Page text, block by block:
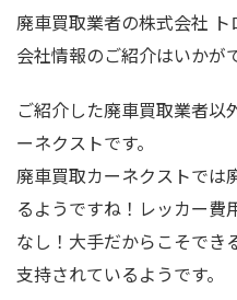
廃車買取業者の株式会社
会社情報のご紹介はいかが
ご紹介した廃車買取業者以
ーネクストです。
廃車買取カーネクストでは
るようですね！レッカー費
なし！大手だからこそでき
支持されているようです。